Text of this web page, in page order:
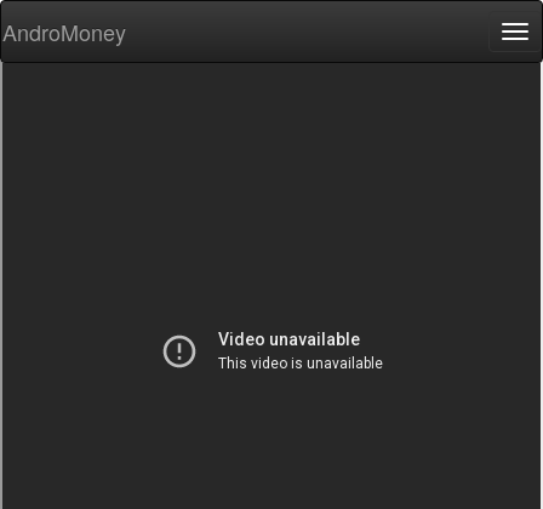
AndroMoney